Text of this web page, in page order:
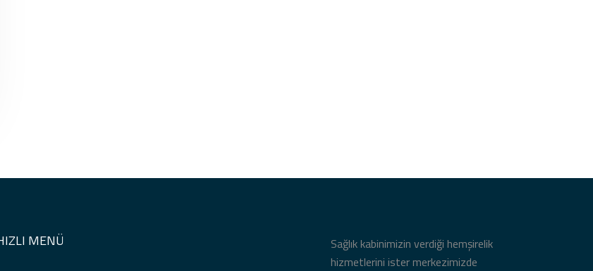
MENÜ
Sağlık kabinimizin verdiği hemşirelik
hizmetlerini ister merkezimizde